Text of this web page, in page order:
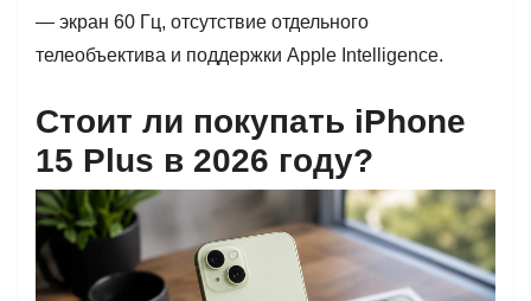
— экран 60 Гц, отсутствие отдельного
телеобъектива и поддержки Apple Intelligence.
Стоит ли покупать iPhone
15 Plus в 2026 году?